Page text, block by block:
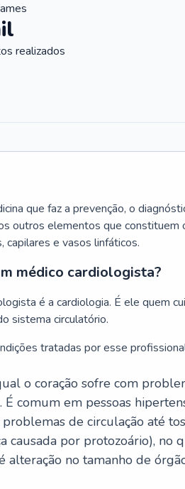
realizados
que faz a prevenção, o
outros elementos que constituem
capilares e vasos linfáticos.
médico cardiologista?
é a cardiologia. É ele quem
sistema circulatório.
tratadas por esse
o coração sofre com
comum em pessoas
de circulação até
causada por protozoário), no
alteração no tamanho de